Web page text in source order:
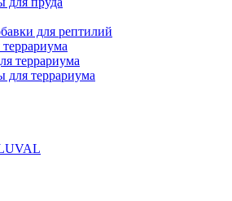
для рептилий
террариума
для террариума